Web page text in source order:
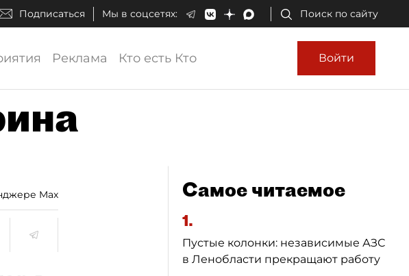
Подписаться Мы в соцсетях: Поиск по сайту
Реклама Кто есть Кто Войти
Max Самое читаемое
1.
Пустые колонки: независимые АЗС
в Ленобласти прекращают работу